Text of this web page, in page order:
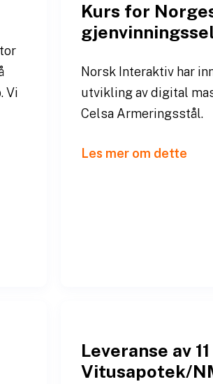
Vi
Kurs for
Norsk Interaktiv har
utvikling av digital
Celsa Armeringsstål.
Les mer om dette
Leveranse av
Vitusapotek/